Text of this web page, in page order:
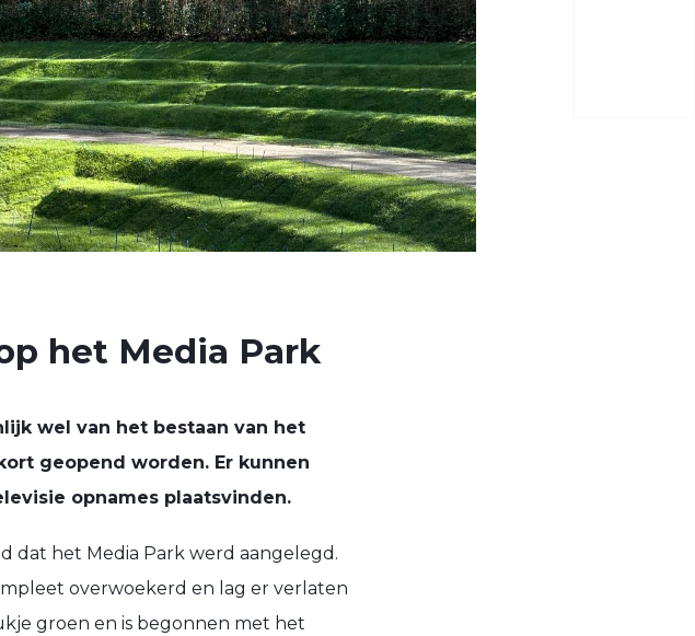
het Media Park
wel van het bestaan van het
geopend worden. Er kunnen
opnames plaatsvinden.
dat het Media Park werd aangelegd.
overwoekerd en lag er verlaten
groen en is begonnen met het